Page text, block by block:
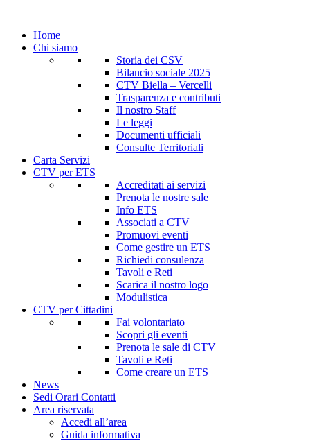
Home
Chi siamo
Storia dei CSV
Bilancio sociale 2025
CTV Biella – Vercelli
Trasparenza e contributi
Il nostro Staff
Le leggi
Documenti ufficiali
Consulte Territoriali
Carta Servizi
CTV per ETS
Accreditati ai servizi
Prenota le nostre sale
Info ETS
Associati a CTV
Promuovi eventi
Come gestire un ETS
Richiedi consulenza
Tavoli e Reti
Scarica il nostro logo
Modulistica
CTV per Cittadini
Fai volontariato
Scopri gli eventi
Prenota le sale di CTV
Tavoli e Reti
Come creare un ETS
News
Sedi Orari Contatti
Area riservata
Accedi all’area
Guida informativa